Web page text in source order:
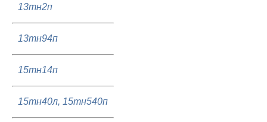
13тн2п
13тн94п
15тн14п
15тн40л, 15тн540п